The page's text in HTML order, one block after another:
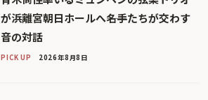
が浜離宮朝日ホールへ――名手たちが交わす
音の対話
PICK UP 2026年8月8日